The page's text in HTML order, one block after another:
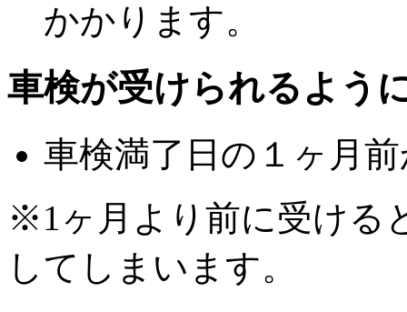
かかります。
車検が受けられるよう
車検満了日の１ヶ月
※1ヶ月より前に受ける
してしまいます。